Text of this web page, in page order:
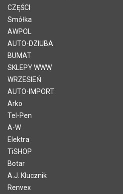
CZĘŚCI
Smółka
AWPOL
AUTO-DZIUBA
BUMAT
SKLEPY WWW
WRZESIEŃ
AUTO-IMPORT
Arko
Tel-Pen
A-W
Elektra
TiSHOP
Botar
A.J. Klucznik
Renvex